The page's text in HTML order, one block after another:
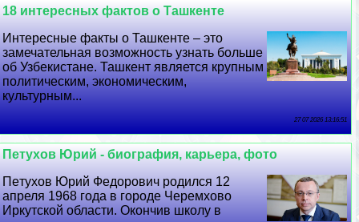
18 интересных фактов о Ташкенте
Интересные факты о Ташкенте – это
замечательная возможность узнать больше
об Узбекистане. Ташкент является крупным
политическим, экономическим,
культурным...
27 07 2026 13:16:51
Пeтyxов Юрий - биография, карьера, фото
Пeтyxов Юрий Федорович родился 12
апреля 1968 года в городе Черемхово
Иркутской области. Окончив школу в